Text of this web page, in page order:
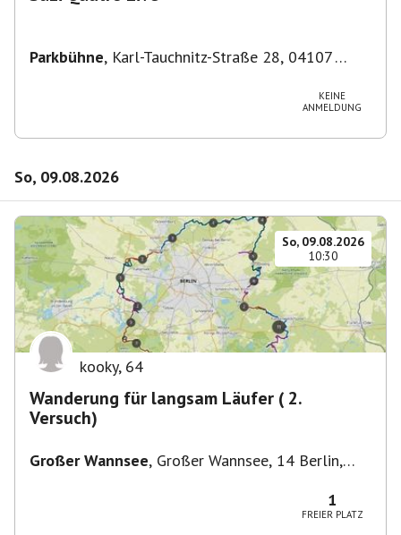
Parkbühne, Karl-Tauchnitz-Straße 28, 04107
KEINE
ANMELDUNG
So, 09.08.2026
So, 09.08.2026
10:30
kooky, 64
Wanderung für langsam Läufer ( 2.
Versuch)
Großer Wannsee, Großer Wannsee, 14 Berlin,
1
FREIER PLATZ